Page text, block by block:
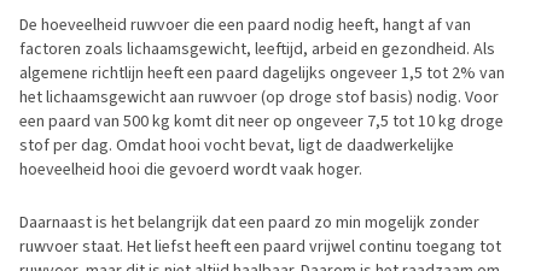
De hoeveelheid ruwvoer die een paard nodig heeft, hangt af van
factoren zoals lichaamsgewicht, leeftijd, arbeid en gezondheid. Als
algemene richtlijn heeft een paard dagelijks ongeveer 1,5 tot 2% van
het lichaamsgewicht aan ruwvoer (op droge stof basis) nodig. Voor
een paard van 500 kg komt dit neer op ongeveer 7,5 tot 10 kg droge
stof per dag. Omdat hooi vocht bevat, ligt de daadwerkelijke
hoeveelheid hooi die gevoerd wordt vaak hoger.
Daarnaast is het belangrijk dat een paard zo min mogelijk zonder
ruwvoer staat. Het liefst heeft een paard vrijwel continu toegang tot